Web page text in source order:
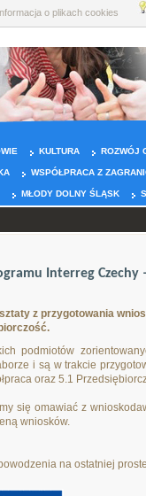
o plikach cookies
KULTURA ROZWÓJ
WSPÓŁPRACA Z
MŁODY DOLNY ŚLĄSK
Interreg Czechy
z przygotowania
podmiotów
i są w trakcie
oraz 5.1
się omawiać z
wniosków.
na ostatniej